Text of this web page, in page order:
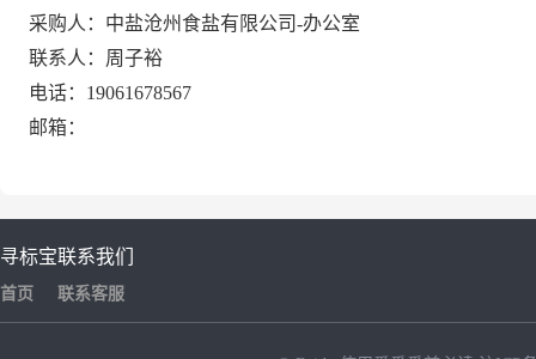
采购人： 中盐沧州食盐有限公司-办公室
联系人： 周子裕
电话： 19061678567
邮箱：
寻标宝
首页
联系我们
联系客服